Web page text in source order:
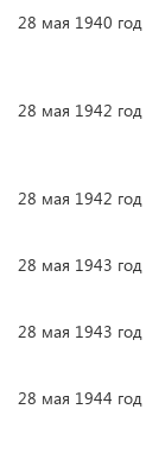
28 мая 1940 год
28 мая 1942 год
28 мая 1942 год
28 мая 1943 год
28 мая 1943 год
28 мая 1944 год